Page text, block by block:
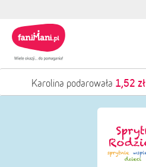
Karolina podarowała 1,52 zł